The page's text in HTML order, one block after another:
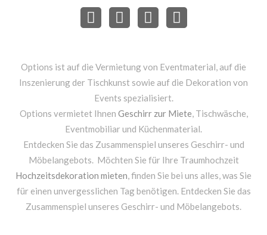
Options ist auf die Vermietung von Eventmaterial, auf die
Inszenierung der Tischkunst sowie auf die Dekoration von
Events spezialisiert.
Options vermietet Ihnen Geschirr zur Miete, Tischwäsche,
Eventmobiliar und Küchenmaterial.
Entdecken Sie das Zusammenspiel unseres Geschirr- und
Möbelangebots. Möchten Sie für Ihre Traumhochzeit
Hochzeitsdekoration mieten, finden Sie bei uns alles, was Sie
für einen unvergesslichen Tag benötigen. Entdecken Sie das
Zusammenspiel unseres Geschirr- und Möbelangebots.